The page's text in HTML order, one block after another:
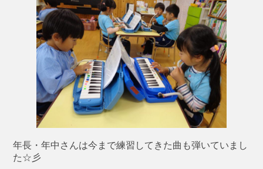
年長・年中さんは今まで練習してきた曲も弾いていまし
た☆彡